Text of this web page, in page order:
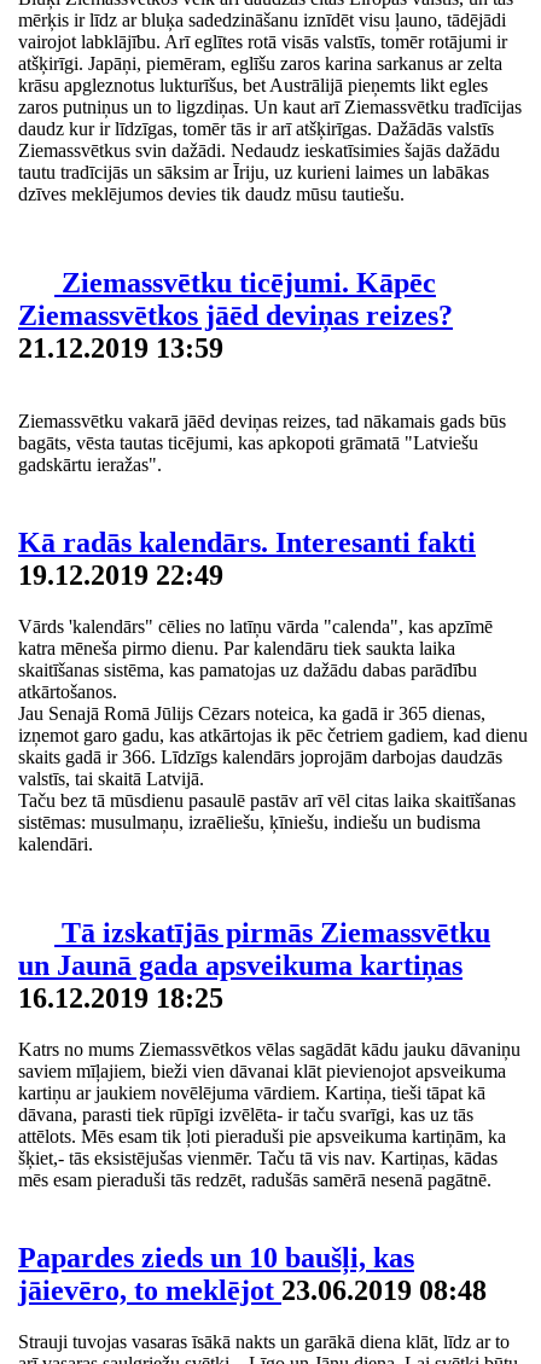
mērķis ir līdz ar bluķa sadedzināšanu iznīdēt visu ļauno, tādējādi
vairojot labklājību. Arī eglītes rotā visās valstīs, tomēr rotājumi ir
atšķirīgi. Japāņi, piemēram, eglīšu zaros karina sarkanus ar zelta
krāsu apgleznotus lukturīšus, bet Austrālijā pieņemts likt egles
zaros putniņus un to ligzdiņas. Un kaut arī Ziemassvētku tradīcijas
daudz kur ir līdzīgas, tomēr tās ir arī atšķirīgas. Dažādās valstīs
Ziemassvētkus svin dažādi. Nedaudz ieskatīsimies šajās dažādu
tautu tradīcijās un sāksim ar Īriju, uz kurieni laimes un labākas
dzīves meklējumos devies tik daudz mūsu tautiešu.
Ziemassvētku ticējumi. Kāpēc
Ziemassvētkos jāēd deviņas reizes?
21.12.2019 13:59
Ziemassvētku vakarā jāēd deviņas reizes, tad nākamais gads būs
bagāts, vēsta tautas ticējumi, kas apkopoti grāmatā "Latviešu
gadskārtu ieražas".
Kā radās kalendārs. Interesanti fakti
19.12.2019 22:49
Vārds 'kalendārs" cēlies no latīņu vārda "calenda", kas apzīmē
katra mēneša pirmo dienu. Par kalendāru tiek saukta laika
skaitīšanas sistēma, kas pamatojas uz dažādu dabas parādību
atkārtošanos.
Jau Senajā Romā Jūlijs Cēzars noteica, ka gadā ir 365 dienas,
izņemot garo gadu, kas atkārtojas ik pēc četriem gadiem, kad dienu
skaits gadā ir 366. Līdzīgs kalendārs joprojām darbojas daudzās
valstīs, tai skaitā Latvijā.
Taču bez tā mūsdienu pasaulē pastāv arī vēl citas laika skaitīšanas
sistēmas: musulmaņu, izraēliešu, ķīniešu, indiešu un budisma
kalendāri.
Tā izskatījās pirmās Ziemassvētku
un Jaunā gada apsveikuma kartiņas
16.12.2019 18:25
Katrs no mums Ziemassvētkos vēlas sagādāt kādu jauku dāvaniņu
saviem mīļajiem, bieži vien dāvanai klāt pievienojot apsveikuma
kartiņu ar jaukiem novēlējuma vārdiem. Kartiņa, tieši tāpat kā
dāvana, parasti tiek rūpīgi izvēlēta- ir taču svarīgi, kas uz tās
attēlots. Mēs esam tik ļoti pieraduši pie apsveikuma kartiņām, ka
šķiet,- tās eksistējušas vienmēr. Taču tā vis nav. Kartiņas, kādas
mēs esam pieraduši tās redzēt, radušās samērā nesenā pagātnē.
Papardes zieds un 10 baušļi, kas
jāievēro, to meklējot 23.06.2019 08:48
Strauji tuvojas vasaras īsākā nakts un garākā diena klāt, līdz ar to